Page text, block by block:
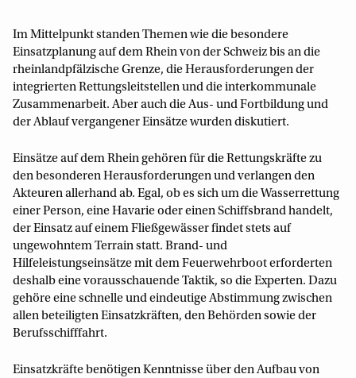
Im Mittelpunkt standen Themen wie die besondere
Einsatzplanung auf dem Rhein von der Schweiz bis an die
rheinlandpfälzische Grenze, die Herausforderungen der
integrierten Rettungsleitstellen und die interkommunale
Zusammenarbeit. Aber auch die Aus- und Fortbildung und
der Ablauf vergangener Einsätze wurden diskutiert.
Einsätze auf dem Rhein gehören für die Rettungskräfte zu
den besonderen Herausforderungen und verlangen den
Akteuren allerhand ab. Egal, ob es sich um die Wasserrettung
einer Person, eine Havarie oder einen Schiffsbrand handelt,
der Einsatz auf einem Fließgewässer findet stets auf
ungewohntem Terrain statt. Brand- und
Hilfeleistungseinsätze mit dem Feuerwehrboot erforderten
deshalb eine vorausschauende Taktik, so die Experten. Dazu
gehöre eine schnelle und eindeutige Abstimmung zwischen
allen beteiligten Einsatzkräften, den Behörden sowie der
Berufsschifffahrt.
Einsatzkräfte benötigen Kenntnisse über den Aufbau von